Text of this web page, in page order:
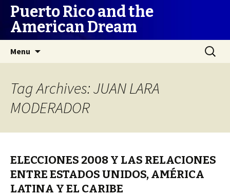
Puerto Rico and the
American Dream
Menu
Search
for:
Tag Archives: JUAN LARA
MODERADOR
ELECCIONES 2008 Y LAS RELACIONES
ENTRE ESTADOS UNIDOS, AMÉRICA
LATINA Y EL CARIBE